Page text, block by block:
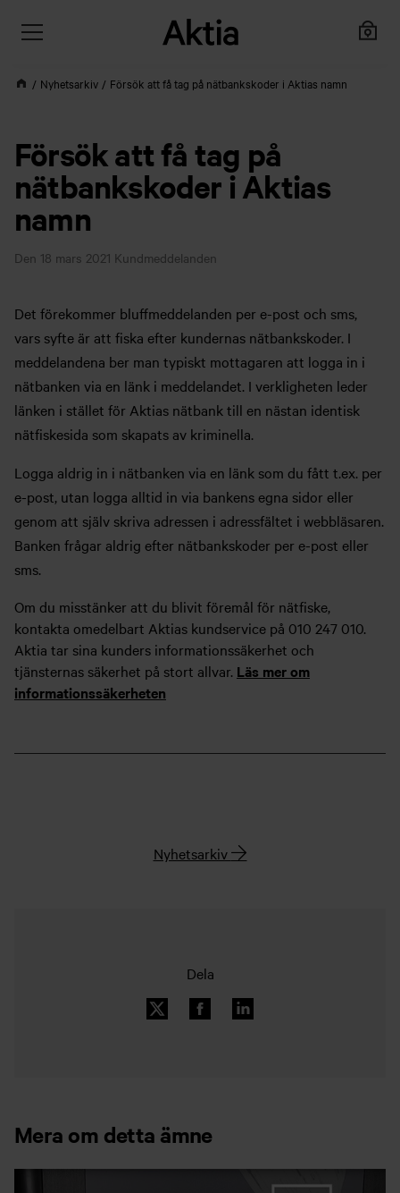
Nyhetsarkiv Försök att få tag på nätbankskoder i Aktias namn
Försök att få tag på
nätbankskoder i Aktias
namn
Den 18 mars 2021 Kundmeddelanden
Det förekommer bluffmeddelanden per e-post och sms,
vars syfte är att fiska efter kundernas nätbankskoder. I
meddelandena ber man typiskt mottagaren att logga in i
nätbanken via en länk i meddelandet. I verkligheten leder
länken i stället för Aktias nätbank till en nästan identisk
nätfiskesida som skapats av kriminella.
Logga aldrig in i nätbanken via en länk som du fått t.ex. per
e-post, utan logga alltid in via bankens egna sidor eller
genom att själv skriva adressen i adressfältet i webbläsaren.
Banken frågar aldrig efter nätbankskoder per e-post eller
sms.
Om du misstänker att du blivit föremål för nätfiske,
kontakta omedelbart Aktias kundservice på 010 247 010.
Aktia tar sina kunders informationssäkerhet och
tjänsternas säkerhet på stort allvar. Läs mer om
informationssäkerheten
Nyhetsarkiv
Dela
Mera om detta ämne